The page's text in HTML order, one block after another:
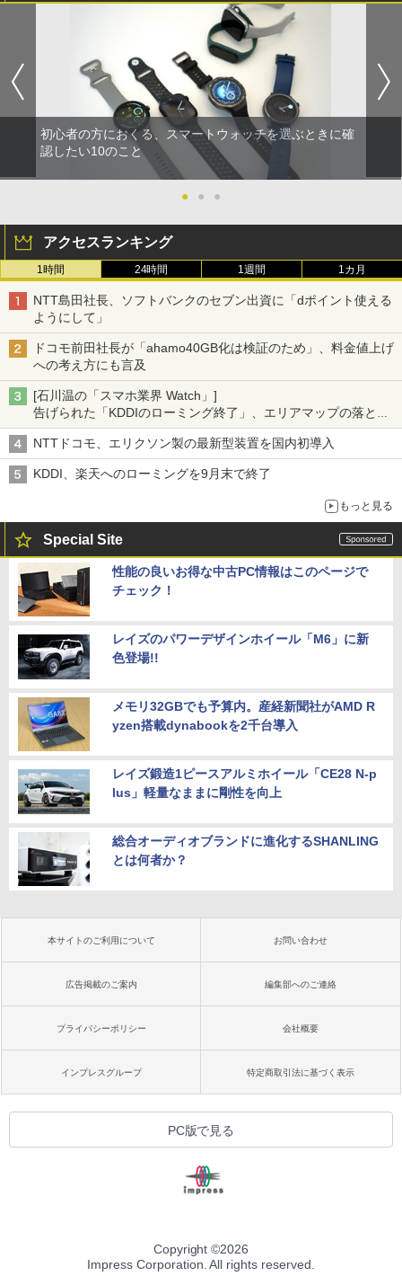
初心者の方におくる、スマートウォッチを選ぶときに確
認したい10のこと
● ● ●
アクセスランキング
1時間 24時間 1週間 1カ月
NTT島田社長、ソフトバンクのセブン出資に「dポイント使える
ようにして」
ドコモ前田社長が「ahamo40GB化は検証のため」、料金値上げ
への考え方にも言及
[石川温の「スマホ業界 Watch」]
告げられた「KDDIのローミング終了」、エリアマップの落とし
穴と楽天モバイルの課題
NTTドコモ、エリクソン製の最新型装置を国内初導入
KDDI、楽天へのローミングを9月末で終了
もっと見る
Special Site
性能の良いお得な中古PC情報はこのページで
チェック！
レイズのパワーデザインホイール「M6」に新
色登場!!
メモリ32GBでも予算内。産経新聞社がAMD R
yzen搭載dynabookを2千台導入
レイズ鍛造1ピースアルミホイール「CE28 N-p
lus」軽量なままに剛性を向上
総合オーディオブランドに進化するSHANLING
とは何者か？
本サイトのご利用について お問い合わせ
広告掲載のご案内 編集部へのご連絡
プライバシーポリシー 会社概要
インプレスグループ 特定商取引法に基づく表示
PC版で見る
Copyright ©2026
Impress Corporation. All rights reserved.